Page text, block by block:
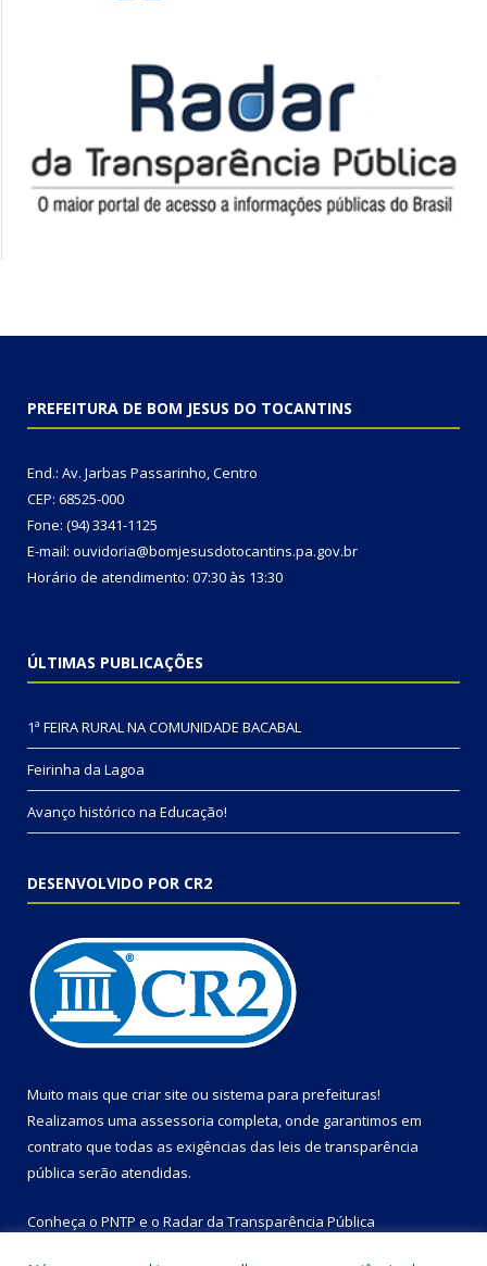
PREFEITURA DE BOM JESUS DO TOCANTINS
End.: Av. Jarbas Passarinho, Centro
CEP: 68525-000
Fone: (94) 3341-1125
E-mail: ouvidoria@bomjesusdotocantins.pa.gov.br
Horário de atendimento: 07:30 às 13:30
ÚLTIMAS PUBLICAÇÕES
1ª FEIRA RURAL NA COMUNIDADE BACABAL
Feirinha da Lagoa
Avanço histórico na Educação!
DESENVOLVIDO POR CR2
Muito mais que criar site ou sistema para prefeituras!
Realizamos uma assessoria completa, onde garantimos em
contrato que todas as exigências das leis de transparência
pública serão atendidas.
Conheça o PNTP e o Radar da Transparência Pública